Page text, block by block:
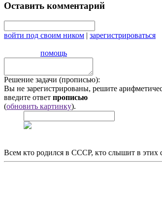
Оставить комментарий
войти под своим ником | зарегистрироваться
помощь
Решение задачи (прописью):
Вы не зарегистрированы, решите
введите ответ прописью
(обновить картинку).
Всем кто родился в СССР, кто слышит в этих